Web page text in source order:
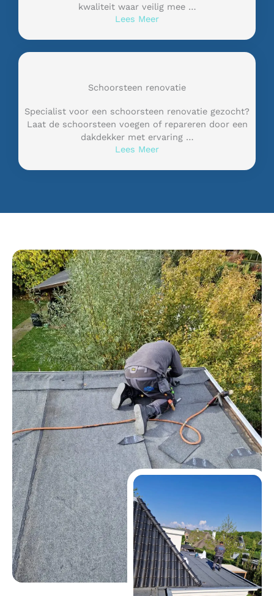
kwaliteit waar veilig mee …
Lees Meer
Schoorsteen renovatie
Specialist voor een schoorsteen renovatie gezocht?
Laat de schoorsteen voegen of repareren door een
dakdekker met ervaring …
Lees Meer